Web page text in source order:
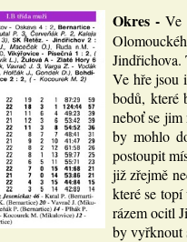
Okres - Ve
Ve hře jsou
bodů, které
neboť se jim
by mohlo
postoupit
již zřejmě
které se
rázem ocitl
by vyřknout